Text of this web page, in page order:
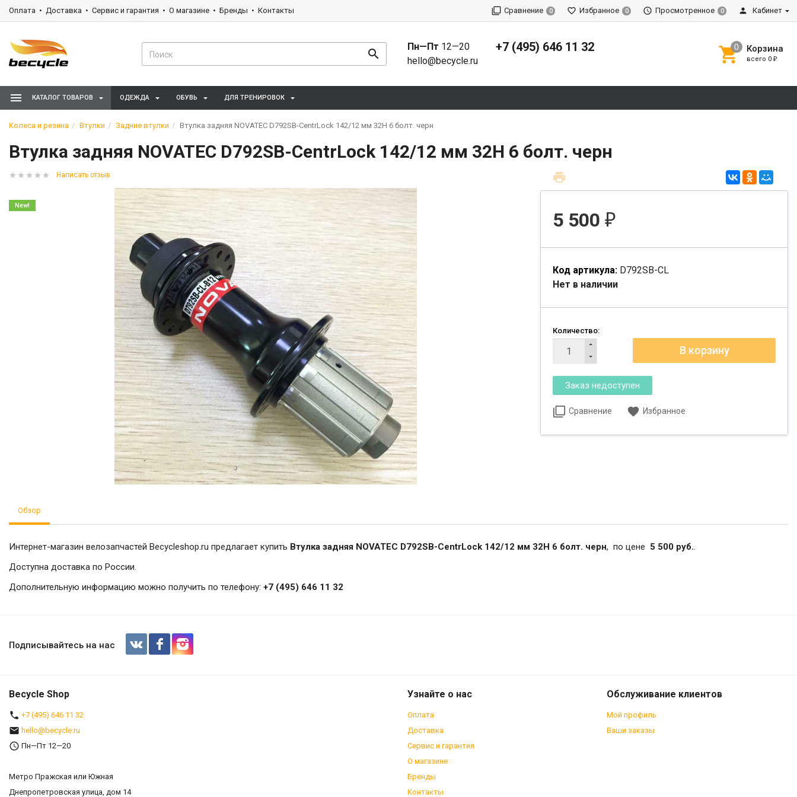
Оплата Доставка Сервис и гарантия О магазине Бренды Контакты Сравнение 0 Избранное 0 Просмотренное 0 Кабинет
Пн—Пт 12—20
hello@becycle.ru
+7 (495) 646 11 32 Корзина
всего 0 ₽
КАТАЛОГ ТОВАРОВ ОДЕЖДА ОБУВЬ ДЛЯ ТРЕНИРОВОК
Колеса и резина Втулки Задние втулки Втулка задняя NOVATEC D792SB-CentrLock 142/12 мм 32H 6 болт. черн
Втулка задняя NOVATEC D792SB-CentrLock 142/12 мм 32H 6 болт. черн
Написать отзыв
New!
5 500 ₽
Код артикула: D792SB-CL
Нет в наличии
Количество:
Сравнение Избранное
Обзор
Интернет-магазин велозапчастей Becycleshop.ru предлагает купить Втулка задняя NOVATEC D792SB-CentrLock 142/12 мм 32H 6 болт. черн, по цене 5 500 руб..
Доступна доставка по России.
Дополнительную информацию можно получить по телефону: +7 (495) 646 11 32
Втулка задняя NOVATEC D792SB-CentrLock 142/12 мм 32H 6 болт. черн
Подписывайтесь на нас
Becycle Shop
+7 (495) 646 11 32
hello@becycle.ru
Пн—Пт 12—20
Метро Пражская или Южная
Днепропетровская улица, дом 14
Узнайте о нас
Оплата
Доставка
Сервис и гарантия
О магазине
Бренды
Контакты
Обслуживание клиентов
Мой профиль
Ваши заказы